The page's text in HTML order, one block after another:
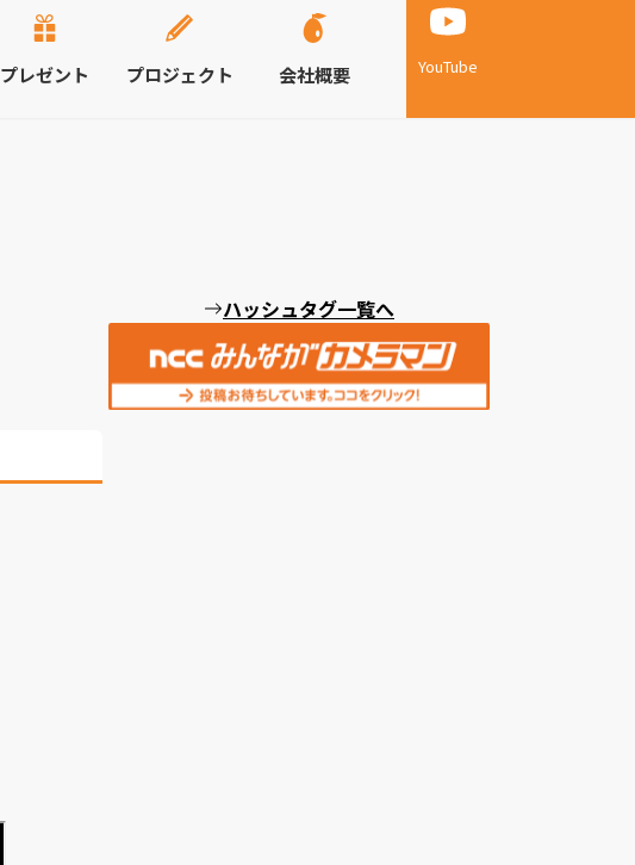
YouTube
プレゼント プロジェクト 会社概要
ハッシュタグ一覧へ